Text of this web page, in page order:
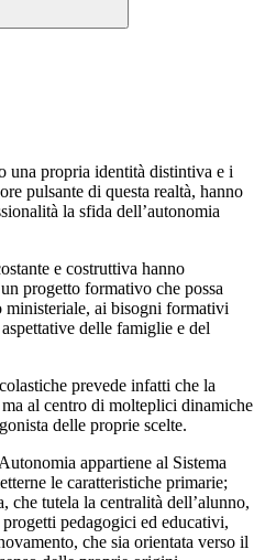
una propria identità distintiva e i
pulsante di questa realtà, hanno
la sfida dell’autonomia
e costruttiva hanno
un progetto formativo che possa
ministeriale, ai bisogni formativi
aspettative delle famiglie e del
prevede infatti che la
ma al centro di molteplici dinamiche
delle proprie scelte.
appartiene al Sistema
le caratteristiche primarie;
che tutela la centralità dell’alunno,
progetti pedagogici ed educativi,
che sia orientata verso il